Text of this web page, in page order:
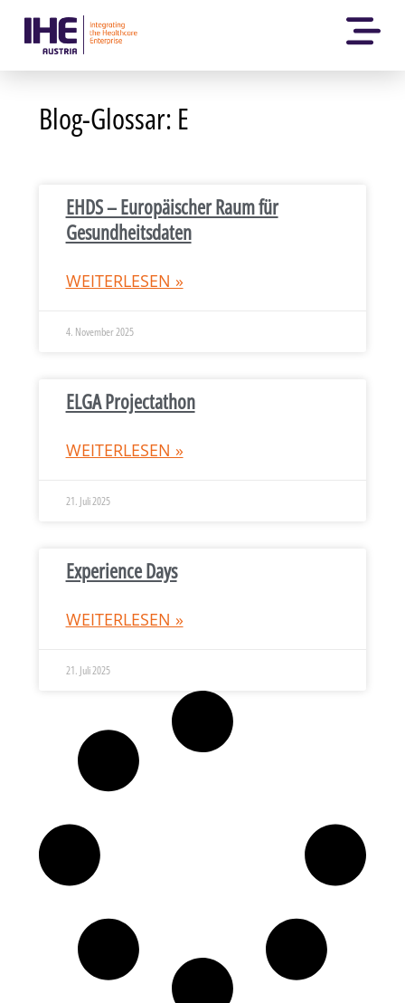
Blog-Glossar: E
EHDS – Europäischer Raum für
Gesundheitsdaten
WEITERLESEN »
4. November 2025
ELGA Projectathon
WEITERLESEN »
21. Juli 2025
Experience Days
WEITERLESEN »
21. Juli 2025